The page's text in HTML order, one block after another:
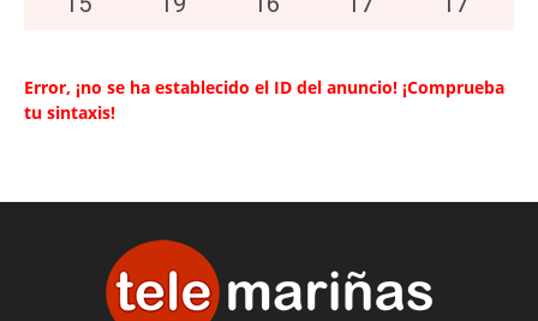
Error, ¡no se ha establecido el ID del anuncio! ¡Comprueba
tu sintaxis!